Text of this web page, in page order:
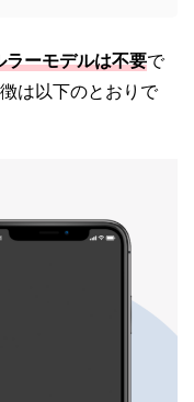
ーモデルは不要で
は以下のとおりで